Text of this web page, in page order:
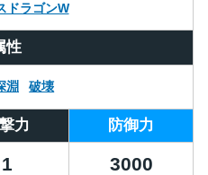
ドラゴンW
性
淵 破壊
力 防御力
1 3000